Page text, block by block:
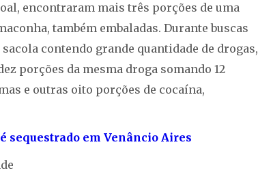
encontraram mais três porções de uma
também embaladas. Durante buscas
contendo grande quantidade de drogas,
porções da mesma droga somando 12
e outras oito porções de cocaína,
sequestrado em Venâncio Aires